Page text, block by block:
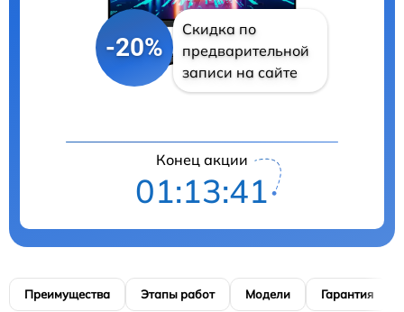
-20%
Скидка по
предварительной
записи на сайте
Конец акции
01:13:41
Преимущества Этапы работ Модели Гарантия